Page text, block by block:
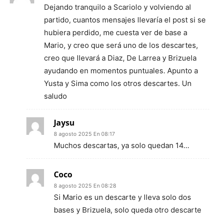
Dejando tranquilo a Scariolo y volviendo al
partido, cuantos mensajes llevaría el post si se
hubiera perdido, me cuesta ver de base a
Mario, y creo que será uno de los descartes,
creo que llevará a Diaz, De Larrea y Brizuela
ayudando en momentos puntuales. Apunto a
Yusta y Sima como los otros descartes. Un
saludo
Jaysu
8 agosto 2025 En 08:17
Muchos descartas, ya solo quedan 14…
Coco
8 agosto 2025 En 08:28
Si Mario es un descarte y lleva solo dos
bases y Brizuela, solo queda otro descarte